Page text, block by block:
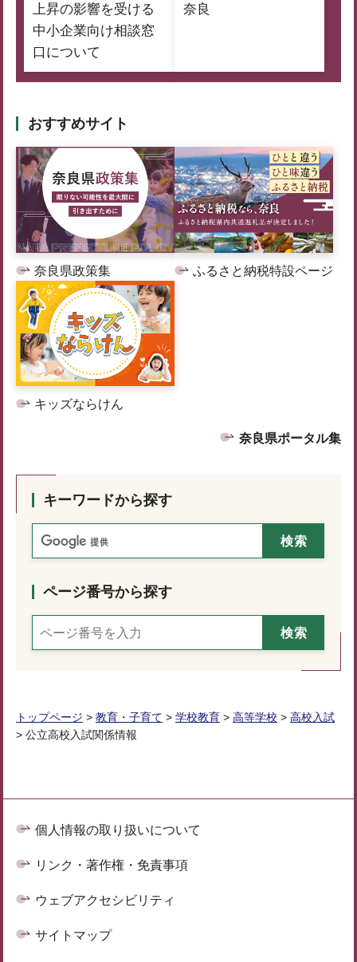
上昇の影響を受ける
中小企業向け相談窓
口について
奈良
おすすめサイト
奈良県政策集 ふるさと納税特設ページ
キッズならけん
奈良県ポータル集
キーワードから探す
ページ番号から探す
トップページ > 教育・子育て > 学校教育 > 高等学校 > 高校入試
> 公立高校入試関係情報
個人情報の取り扱いについて
リンク・著作権・免責事項
ウェブアクセシビリティ
サイトマップ